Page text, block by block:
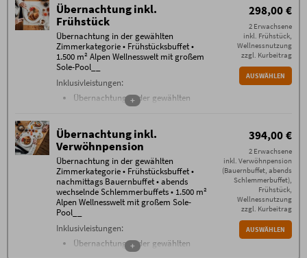
Übernachtung inkl.
Frühstück
Übernachtung in der gewählten
Zimmerkategorie • Frühstücksbuffet •
1.500 m² Alpen Wellnesswelt mit großem
Sole-Pool__
Inklusivleistungen:
Übernachtung in der gewählten
Zimmerkategorie
verschiedenen
Frühstückskomponenten von 7.30
bis 11 Uhr
täglich Nutzung der einzigartigen
1500 m² Alpen Wellnessweltmit
beheiztem Außen-Sole-Pool,
Allgäuer Sauna Alpe, Steinbad,
Mühlraddusche, Wellness-
Wohnzimmer, Raum der Stille,
+
298,00 €
2 Erwachsene
inkl. Frühstück,
Wellnessnutzung
zzgl. Kurbeitrag
AUSWÄHLEN
Übernachtung inkl.
Verwöhnpension
Übernachtung in der gewählten
Zimmerkategorie • Frühstücksbuffet •
nachmittags Bauernbuffet • abends
wechselnde Schlemmerbuffets • 1.500 m²
Alpen Wellnesswelt mit großem Sole-
Pool__
Inklusivleistungen:
Übernachtung in der gewählten
Zimmerkategorie
+
394,00 €
2 Erwachsene
inkl. Verwöhnpension
(Bauernbuffet, abends
Schlemmerbuffet),
Frühstück,
Wellnessnutzung
zzgl. Kurbeitrag
AUSWÄHLEN